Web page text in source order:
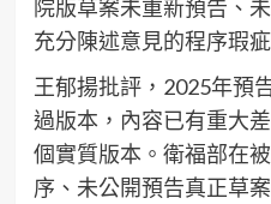
院版草案未重新預告、
充分陳述意見的程序瑕疵
王郁揚批評，2025年預
過版本，內容已有重大
個實質版本。衛福部在
序、未公開預告真正草